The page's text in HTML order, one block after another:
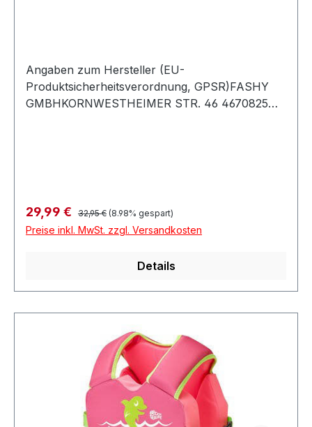
Angaben zum Hersteller (EU-
Produktsicherheitsverordnung, GPSR)FASHY
GMBHKORNWESTHEIMER STR. 46 4670825
Verkaufspreis:
29,99 € Regulärer Preis:
32,95 € (8.98% gespart)
Preise inkl. MwSt. zzgl. Versandkosten
Details